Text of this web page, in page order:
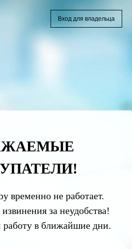
временно не работает.
за неудобства!
в ближайшие дни.
Вход для владельца